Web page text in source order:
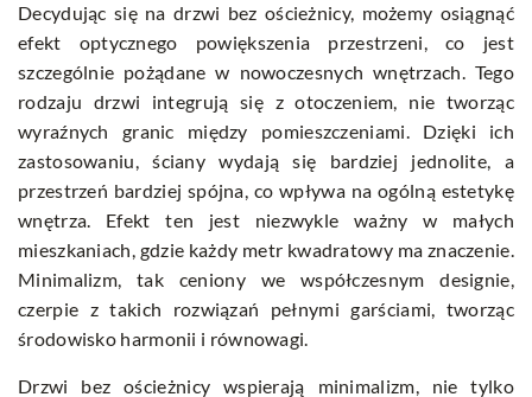
Decydując się na drzwi bez ościeżnicy, możemy osiągnąć
efekt optycznego powiększenia przestrzeni, co jest
szczególnie pożądane w nowoczesnych wnętrzach. Tego
rodzaju drzwi integrują się z otoczeniem, nie tworząc
wyraźnych granic między pomieszczeniami. Dzięki ich
zastosowaniu, ściany wydają się bardziej jednolite, a
przestrzeń bardziej spójna, co wpływa na ogólną estetykę
wnętrza. Efekt ten jest niezwykle ważny w małych
mieszkaniach, gdzie każdy metr kwadratowy ma znaczenie.
Minimalizm, tak ceniony we współczesnym designie,
czerpie z takich rozwiązań pełnymi garściami, tworząc
środowisko harmonii i równowagi.
Drzwi bez ościeżnicy wspierają minimalizm, nie tylko